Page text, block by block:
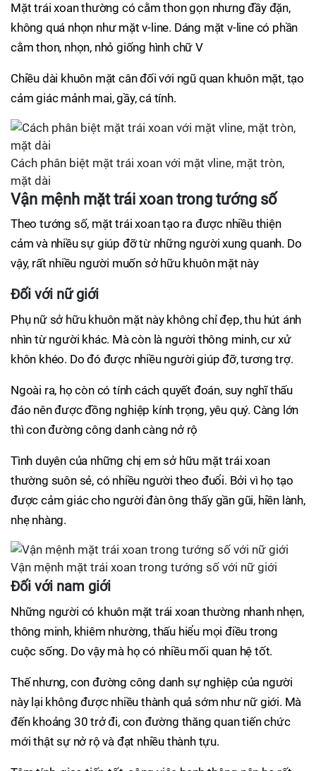
Mặt trái xoan thường có cằm thon gọn nhưng đầy đặn,
không quá nhọn như mặt v-line. Dáng mặt v-line có phần
cằm thon, nhọn, nhỏ giống hình chữ V
Chiều dài khuôn mặt cân đối với ngũ quan khuôn mặt, tạo
cảm giác mảnh mai, gầy, cá tính.
Cách phân biệt mặt trái xoan với mặt vline, mặt tròn,
mặt dài
Vận mệnh mặt trái xoan trong tướng số
Theo tướng số, mặt trái xoan tạo ra được nhiều thiện
cảm và nhiều sự giúp đỡ từ những người xung quanh. Do
vậy, rất nhiều người muốn sở hữu khuôn mặt này
Đối với nữ giới
Phụ nữ sở hữu khuôn mặt này không chỉ đẹp, thu hút ánh
nhìn từ người khác. Mà còn là người thông minh, cư xử
khôn khéo. Do đó được nhiều người giúp đỡ, tương trợ.
Ngoài ra, họ còn có tính cách quyết đoán, suy nghĩ thấu
đáo nên được đồng nghiệp kính trọng, yêu quý. Càng lớn
thì con đường công danh càng nở rộ
Tình duyên của những chị em sở hữu mặt trái xoan
thường suôn sẻ, có nhiều người theo đuổi. Bởi vì họ tạo
được cảm giác cho người đàn ông thấy gần gũi, hiền lành,
nhẹ nhàng.
Vận mệnh mặt trái xoan trong tướng số với nữ giới
Đối với nam giới
Những người có khuôn mặt trái xoan thường nhanh nhẹn,
thông minh, khiêm nhường, thấu hiểu mọi điều trong
cuộc sống. Do vậy mà họ có nhiều mối quan hệ tốt.
Thế nhưng, con đường công danh sự nghiệp của người
này lại không được nhiều thành quả sớm như nữ giới. Mà
đến khoảng 30 trở đi, con đường thăng quan tiến chức
mới thật sự nở rộ và đạt nhiều thành tựu.